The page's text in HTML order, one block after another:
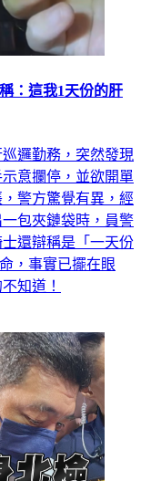
：這我1天份的肝
邏勤務，突然發現
意攔停，並欲開單
警方驚覺有異，經
包夾鏈袋時，員警
還辯稱是「一天份
，事實已擺在眼
知道！